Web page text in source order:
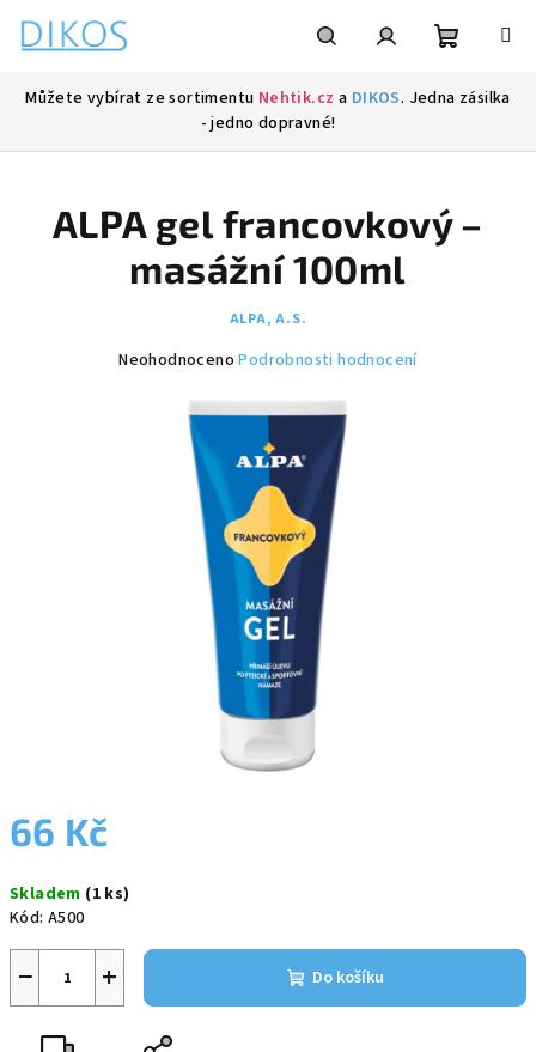
obsah
Můžete vybírat ze sortimentu Nehtik.cz a DIKOS. Jedna zásilka
- jedno dopravné!
66 Kč
cena:
Skladem (1 ks)
Kód: A500
+
− Do košíku
ALPA gel francovkový –
masážní 100ml
ALPA, A.S.
Průměrné
Neohodnoceno Podrobnosti hodnocení